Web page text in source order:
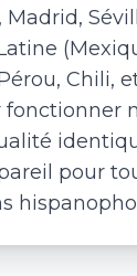
Madrid,
Chili,
fonctionner
pour